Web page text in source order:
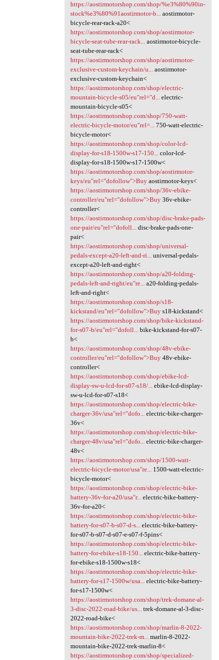
https://aostirmotorshop.com/shop/%e3%80%90in-
stock%e3%80%91aostirmotor-b...aostirmotor-
bicycle-rear-rack-a20<
https://aostirmotorshop.com/shop/aostirmotor-
bicycle-seat-tube-rear-rack...aostirmotor-bicycle-
seat-tube-rear-rack<
https://aostirmotorshop.com/shop/aostirmotor-
exclusive-custom-keychain/u...aostirmotor-
exclusive-custom-keychain<
https://aostirmotorshop.com/shop/electric-
mountain-bicycle-s05/eu"rel="d...electric-
mountain-bicycle-s05<
https://aostirmotorshop.com/shop/750-watt-
electric-bicycle-motor/eu"rel=...750-watt-electric-
bicycle-motor<
https://aostirmotorshop.com/shop/color-lcd-
display-for-s18-1500w-s17-150...color-lcd-
display-for-s18-1500w-s17-1500w<
https://aostirmotorshop.com/shop/aostirmotor-
keys/eu"rel="dofollow">Buyaostirmotor-keys<
https://aostirmotorshop.com/shop/36v-ebike-
controller/eu"rel="dofollow">Buy36v-ebike-
controller<
https://aostirmotorshop.com/shop/disc-brake-pads-
one-pair/eu"rel="dofoll...disc-brake-pads-one-
pair<
https://aostirmotorshop.com/shop/universal-
pedals-except-a20-left-and-ri...universal-pedals-
except-a20-left-and-right<
https://aostirmotorshop.com/shop/a20-folding-
pedals-left-and-right/eu"re...a20-folding-pedals-
left-and-right<
https://aostirmotorshop.com/shop/s18-
kickstand/eu"rel="dofollow">Buys18-kickstand<
https://aostirmotorshop.com/shop/bike-kickstand-
for-s07-b/eu"rel="dofoll...bike-kickstand-for-s07-
b<
https://aostirmotorshop.com/shop/48v-ebike-
controller/eu"rel="dofollow">Buy48v-ebike-
controller<
https://aostirmotorshop.com/shop/ebike-lcd-
display-sw-u-lcd-for-s07-s18/...ebike-lcd-display-
sw-u-lcd-for-s07-s18<
https://aostirmotorshop.com/shop/electric-bike-
charger-36v/usa"rel="dofo...electric-bike-charger-
36v<
https://aostirmotorshop.com/shop/electric-bike-
charger-48v/usa"rel="dofo...electric-bike-charger-
48v<
https://aostirmotorshop.com/shop/1500-watt-
electric-bicycle-motor/usa"re...1500-watt-electric-
bicycle-motor<
https://aostirmotorshop.com/shop/electric-bike-
battery-36v-for-a20/usa"r...electric-bike-battery-
36v-for-a20<
https://aostirmotorshop.com/shop/electric-bike-
battery-for-s07-b-s07-d-s...electric-bike-battery-
for-s07-b-s07-d-s07-e-s07-f-5pins<
https://aostirmotorshop.com/shop/electric-bike-
battery-for-ebike-s18-150...electric-bike-battery-
for-ebike-s18-1500w-s18<
https://aostirmotorshop.com/shop/electric-bike-
battery-for-s17-1500w/usa...electric-bike-battery-
for-s17-1500w<
https://aostirmotorshop.com/shop/trek-domane-al-
3-disc-2022-road-bike/us...trek-domane-al-3-disc-
2022-road-bike<
https://aostirmotorshop.com/shop/marlin-8-2022-
mountain-bike-2022-trek-m...marlin-8-2022-
mountain-bike-2022-trek-marlin-8<
https://aostirmotorshop.com/shop/specialized-